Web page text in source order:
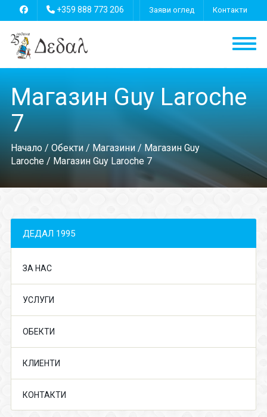
+359 888 773 206 Заяви оглед Контакти
Магазин Guy Laroche
7
Начало/ Обекти/ Магазини/ Магазин Guy
Laroche/ Магазин Guy Laroche 7
ДЕДАЛ 1995
ЗА НАС
УСЛУГИ
ОБЕКТИ
КЛИЕНТИ
КОНТАКТИ